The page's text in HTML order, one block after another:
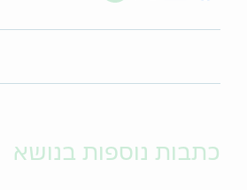
כתבות נוספות בנושא